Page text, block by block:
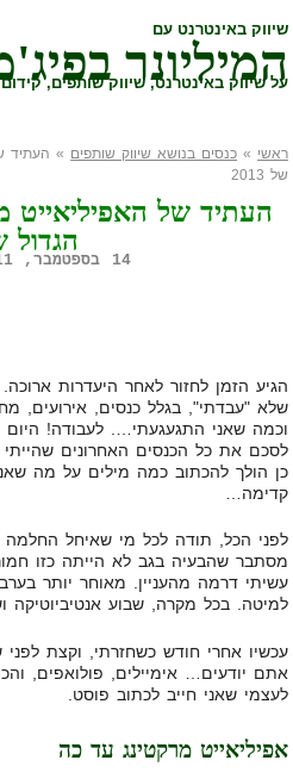
שיווק באינטרנט עם
המיליונר
על שיווק באינטרנט, שיווק שותפים,
ראשי » כנסים בנושא שיווק שותפים » העתיד
של 2013
העתיד של
הגדול של
14 בספטמבר, 2011,
הגיע הזמן לחזור לאחר היעדרות
שלא "עבדתי", בגלל כנסים, אירועים,
וכמה שאני התגעגעתי…. לעבודה! היום
לסכם את כל הכנסים האחרונים
כן הולך להכתוב כמה מילים על מה
קדימה…
לפני הכל, תודה לכל מי שאיחל החלמה
מסתבר שהבעיה בגב לא הייתה כזו
עשיתי דרמה מהעניין. מאוחר יותר
למיטה. בכל מקרה, שבוע אנטיביוטיקה
עכשיו אחרי חודש כשחזרתי, וקצת
אתם יודעים… אימיילים, פולואפים,
לעצמי שאני חייב לכתוב פוסט.
אפיליאייט מרקטינג עד כה